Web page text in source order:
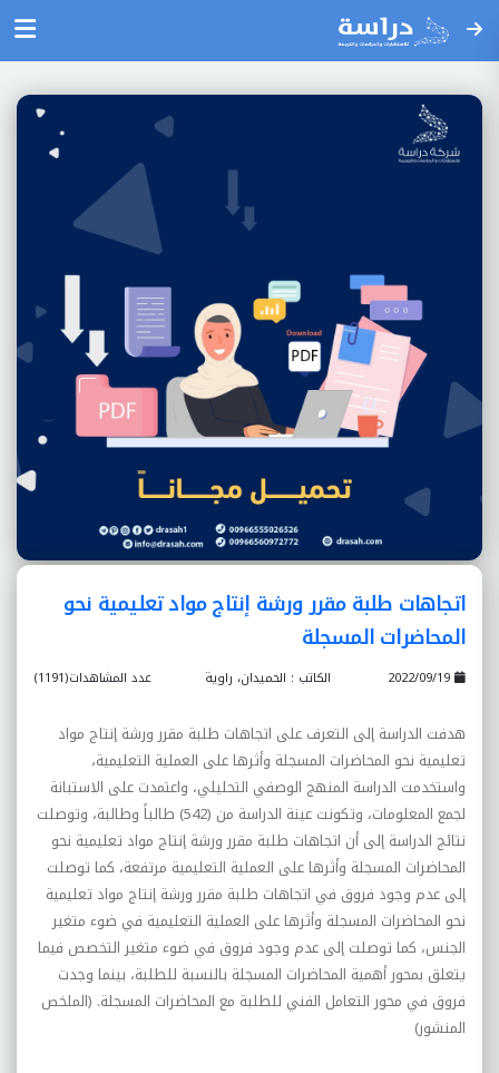
اتجاهات طلبة مقرر ورشة إنتاج مواد تعليمية نحو
المحاضرات المسجلة
عدد المشاهدات(1191) الكاتب : الحميدان، راوية
هدفت الدراسة إلى التعرف على اتجاهات طلبة مقرر ورشة إنتاج مواد
تعليمية نحو المحاضرات المسجلة وأثرها على العملية التعليمية،
واستخدمت الدراسة المنهج الوصفي التحليلي، واعتمدت على الاستبانة
لجمع المعلومات، وتكونت عينة الدراسة من (542) طالباً وطالبة، وتوصلت
نتائج الدراسة إلى أن اتجاهات طلبة مقرر ورشة إنتاج مواد تعليمية نحو
المحاضرات المسجلة وأثرها على العملية التعليمية مرتفعة، كما توصلت
إلى عدم وجود فروق في اتجاهات طلبة مقرر ورشة إنتاج مواد تعليمية
نحو المحاضرات المسجلة وأثرها على العملية التعليمية في ضوء متغير
الجنس، كما توصلت إلى عدم وجود فروق في ضوء متغير التخصص فيما
يتعلق بمحور أهمية المحاضرات المسجلة بالنسبة للطلبة، بينما وجدت
فروق في محور التعامل الفني للطلبة مع المحاضرات المسجلة. (الملخص
المنشور)